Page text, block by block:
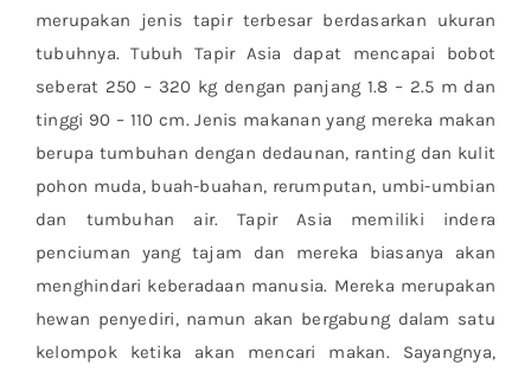
merupakan jenis tapir terbesar berdasarkan ukuran
tubuhnya. Tubuh Tapir Asia dapat mencapai bobot
seberat 250 – 320 kg dengan panjang 1.8 – 2.5 m dan
tinggi 90 – 110 cm. Jenis makanan yang mereka makan
berupa tumbuhan dengan dedaunan, ranting dan kulit
pohon muda, buah-buahan, rerumputan, umbi-umbian
dan tumbuhan air. Tapir Asia memiliki indera
penciuman yang tajam dan mereka biasanya akan
menghindari keberadaan manusia. Mereka merupakan
hewan penyediri, namun akan bergabung dalam satu
kelompok ketika akan mencari makan. Sayangnya,